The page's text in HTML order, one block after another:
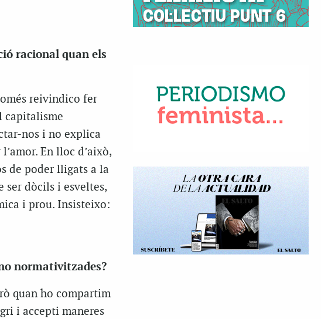
racional quan els
reivindico fer
capitalisme
nos i no explica
En lloc d’això,
de poder lligats a la
ser dòcils i esveltes,
i prou. Insisteixo:
normativitzades?
quan ho compartim
i accepti maneres